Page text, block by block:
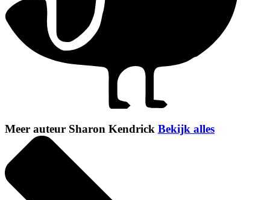
Meer auteur Sharon Kendrick Bekijk alles